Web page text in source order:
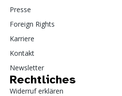
Presse
Foreign Rights
Karriere
Kontakt
Newsletter
Rechtliches
Widerruf erklären